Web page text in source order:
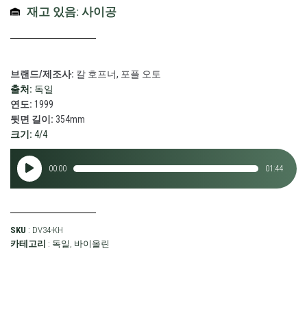
재고 있음: 사이공
브랜드/제조사: 칼 호프너, 포플 오토
출처: 독일
연도: 1999
뒷면 길이: 354mm
크기: 4/4
오
디
이
00:00 01:44
SKU : DV34-KH
카테고리 : 독일 바이올린